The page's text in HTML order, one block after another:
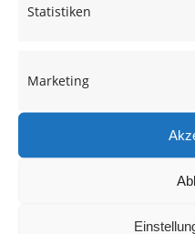
Statistiken
Marketing
Website
diesem Browser für die
Wir sind Sponsor vom